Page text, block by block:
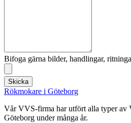
Bifoga gärna bilder, handlingar,
Skicka
Rökmokare i Göteborg
Vår VVS-firma har utfört alla typer av
Göteborg under många år.